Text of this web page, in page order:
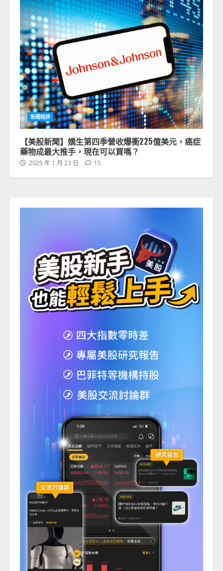
新聞短評
【美股新聞】嬌生第四季營收爆衝225億美元，癌症
藥物成最大推手，現在可以買嗎？
2025 年 1 月 23 日 15